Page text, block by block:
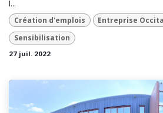
l...
Création d'emplois Entreprise
Sensibilisation
27 juil. 2022